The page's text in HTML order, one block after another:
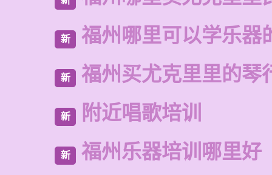
新 福州哪里可以学乐器
新 福州买尤克里里的琴
新 附近唱歌培训
新 福州乐器培训哪里好